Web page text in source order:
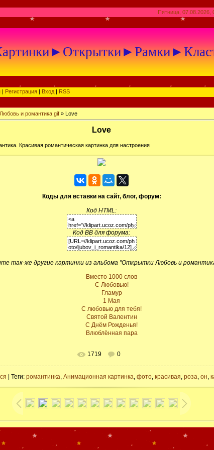
Пятница, 07.08.2026,
| Регистрация | Вход | RSS
и романтика gif» Love
Love
Красивая романтическая картинка для настроения
Коды для вставки на сайт, блог, форум:
Код HTML:
Код BB для форума:
так-же другие картинки из альбома "Открытки Любовь и
Вместо 1000 слов
С Любовью!
Гламур
1 Мая
С любовью для тебя!
Святой Валентин
С Днём Рожденья!
Влюблённая пара
1719 0
| Теги: романтинка, Анимационная картинка, фото, красивая, роза, он,